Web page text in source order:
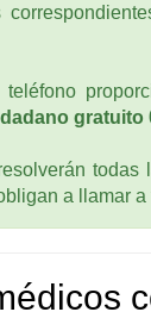
gratuito
todas
a llamar